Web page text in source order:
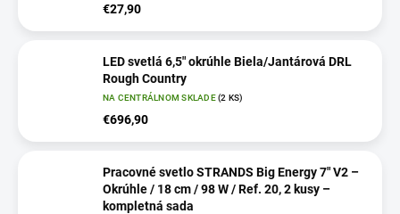
€27,90
LED svetlá 6,5" okrúhle Biela/Jantárová DRL
Rough Country
NA CENTRÁLNOM SKLADE(2 KS)
€696,90
Pracovné svetlo STRANDS Big Energy 7" V2 –
Okrúhle / 18 cm / 98 W / Ref. 20, 2 kusy –
kompletná sada